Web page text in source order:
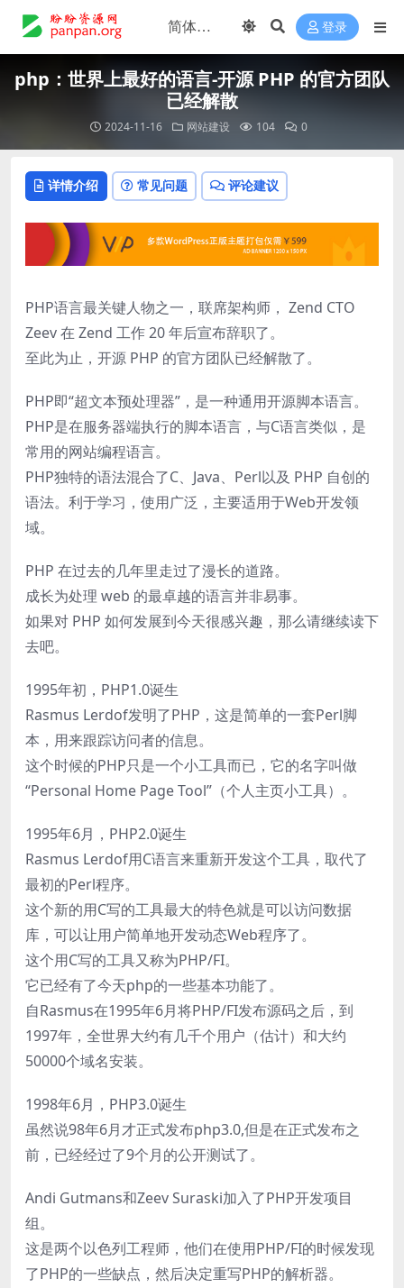
登录
php：世界上最好的语言-开源 PHP 的官方团队
已经解散
2024-11-16 网站建设 104 0
详情介绍 常见问题 评论建议
PHP语言最关键人物之一，联席架构师， Zend CTO
Zeev 在 Zend 工作 20 年后宣布辞职了。
至此为止，开源 PHP 的官方团队已经解散了。
PHP即“超文本预处理器”，是一种通用开源脚本语言。
PHP是在服务器端执行的脚本语言，与C语言类似，是
常用的网站编程语言。
PHP独特的语法混合了C、Java、Perl以及 PHP 自创的
语法。利于学习，使用广泛，主要适用于Web开发领
域。
PHP 在过去的几年里走过了漫长的道路。
成长为处理 web 的最卓越的语言并非易事。
如果对 PHP 如何发展到今天很感兴趣，那么请继续读下
去吧。
1995年初，PHP1.0诞生
Rasmus Lerdof发明了PHP，这是简单的一套Perl脚
本，用来跟踪访问者的信息。
这个时候的PHP只是一个小工具而已，它的名字叫做
“Personal Home Page Tool”（个人主页小工具）。
1995年6月，PHP2.0诞生
Rasmus Lerdof用C语言来重新开发这个工具，取代了
最初的Perl程序。
这个新的用C写的工具最大的特色就是可以访问数据
库，可以让用户简单地开发动态Web程序了。
这个用C写的工具又称为PHP/FI。
它已经有了今天php的一些基本功能了。
自Rasmus在1995年6月将PHP/FI发布源码之后，到
1997年，全世界大约有几千个用户（估计）和大约
50000个域名安装。
1998年6月，PHP3.0诞生
虽然说98年6月才正式发布php3.0,但是在正式发布之
前，已经经过了9个月的公开测试了。
Andi Gutmans和Zeev Suraski加入了PHP开发项目
组。
这是两个以色列工程师，他们在使用PHP/FI的时候发现
了PHP的一些缺点，然后决定重写PHP的解析器。